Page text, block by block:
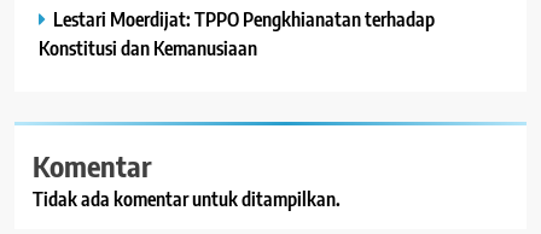
Lestari Moerdijat: TPPO Pengkhianatan terhadap
Konstitusi dan Kemanusiaan
Komentar
Tidak ada komentar untuk ditampilkan.